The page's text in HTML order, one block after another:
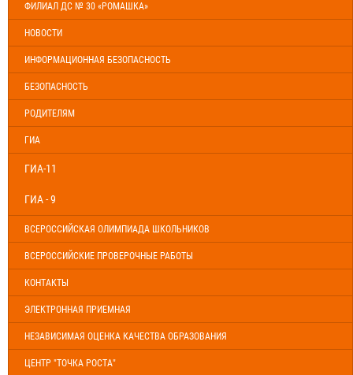
ФИЛИАЛ ДС № 30 «РОМАШКА»
НОВОСТИ
ИНФОРМАЦИОННАЯ БЕЗОПАСНОСТЬ
БЕЗОПАСНОСТЬ
РОДИТЕЛЯМ
ГИА
ГИА-11
ГИА - 9
ВСЕРОССИЙСКАЯ ОЛИМПИАДА ШКОЛЬНИКОВ
ВСЕРОССИЙСКИЕ ПРОВЕРОЧНЫЕ РАБОТЫ
КОНТАКТЫ
ЭЛЕКТРОННАЯ ПРИЕМНАЯ
НЕЗАВИСИМАЯ ОЦЕНКА КАЧЕСТВА ОБРАЗОВАНИЯ
ЦЕНТР "ТОЧКА РОСТА"